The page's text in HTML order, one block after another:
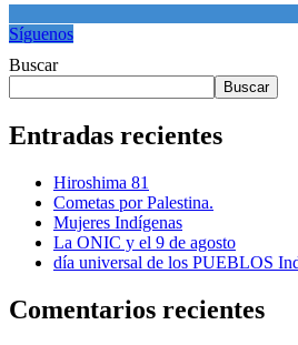
Síguenos
Buscar
Buscar
Entradas recientes
Hiroshima 81
Cometas por Palestina.
Mujeres Indígenas
La ONIC y el 9 de agosto
día universal de los PUEBLOS
Comentarios recientes